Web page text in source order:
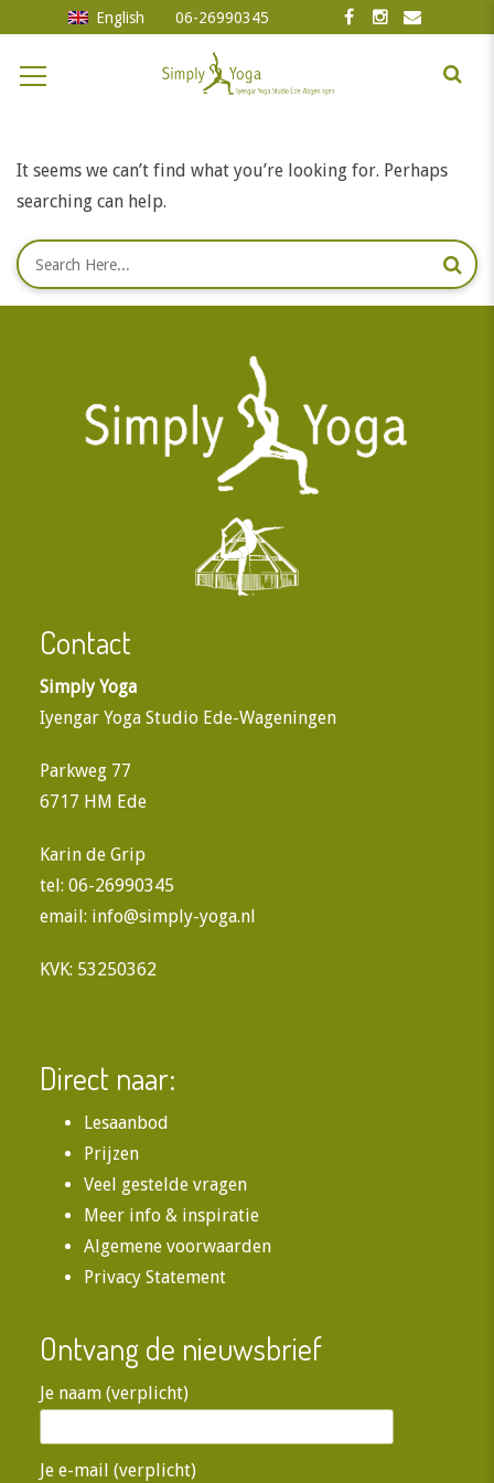
English 06-26990345
It seems we can’t find what you’re looking for. Perhaps
searching can help.
Contact
Simply Yoga
Iyengar Yoga Studio Ede-Wageningen
Parkweg 77
6717 HM Ede
Karin de Grip
tel: 06-26990345
email: info@simply-yoga.nl
KVK: 53250362
Direct naar:
Lesaanbod
Prijzen
Veel gestelde vragen
Meer info & inspiratie
Algemene voorwaarden
Privacy Statement
Ontvang de nieuwsbrief
Je naam (verplicht)
Je e-mail (verplicht)